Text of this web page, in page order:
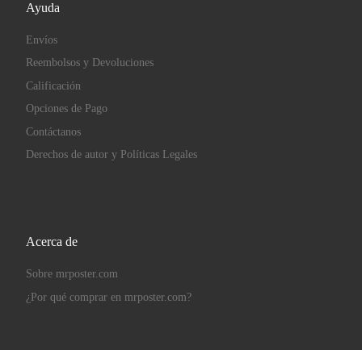
Ayuda
Envíos
Reembolsos y Devoluciones
Calificación
Opciones de Pago
Contáctanos
Derechos de autor y Políticas Legales
Acerca de
Sobre mrposter.com
¿Por qué comprar en mrposter.com?